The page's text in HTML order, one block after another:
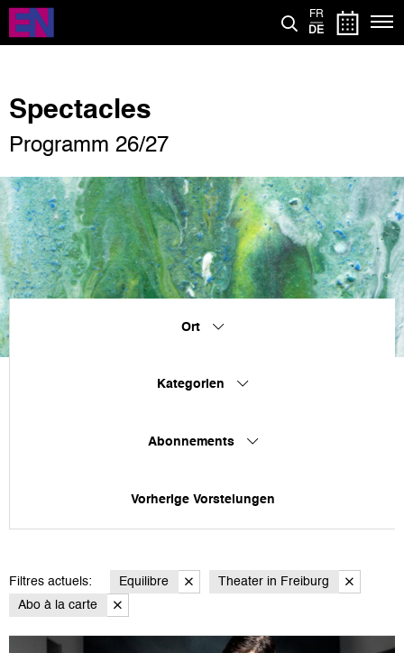
Direkt
zum
Inhalt
FR
DE
Spectacles
Programm 26/27
Ort
Kategorien
Abonnements
Vorherige Vorstelungen
Filtres actuels: Equilibre
Theater in Freiburg
Abo à la carte